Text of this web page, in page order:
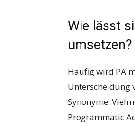
Wie lässt
umsetzen?
Häufig wird PA
Unterscheidung
Synonyme.
Programmatic